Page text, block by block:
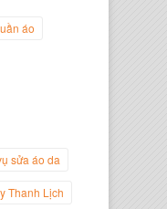
áo
sửa áo da
Thanh Lịch